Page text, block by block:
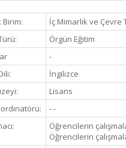
İç Mimarlık ve Çevre
Örgün Eğitim
-
İngilizce
Lisans
- -
Öğrencilerin
Öğrencilerin